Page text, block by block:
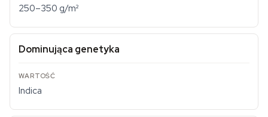
250–350 g/m²
Dominująca genetyka
Indica